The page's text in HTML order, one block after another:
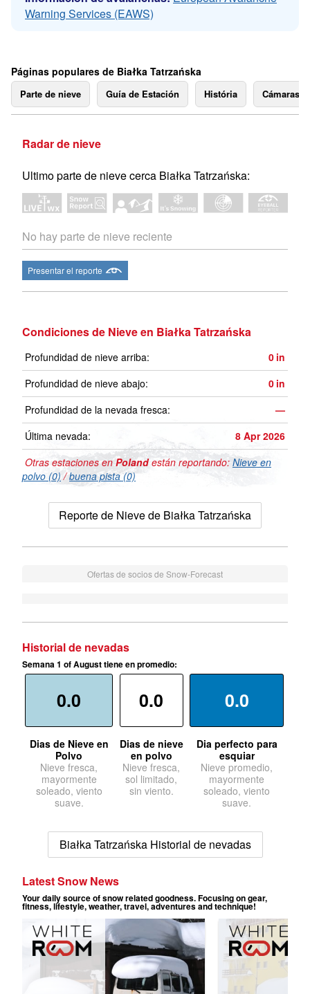
Warning Services (EAWS)
Páginas populares de Białka Tatrzańska
Parte de nieve Guía de Estación História Cámaras
Radar de nieve
Ultimo parte de nieve cerca Białka Tatrzańska:
No hay parte de nieve reciente
Presentar el reporte
Condiciones de Nieve en Białka Tatrzańska
Profundidad de nieve arriba: 0 in
Profundidad de nieve abajo:
0 in
Profundidad de la nevada fresca:
—
Última nevada:
8 Apr 2026
Otras estaciones enPolandestán reportando: Nieve en
polvo (0) /buena pista (0)
Reporte de Nieve de Białka Tatrzańska
Ofertas de socios de Snow-Forecast
Historial de nevadas
Semana 1 of August tiene en promedio:
0.0
Dias de Nieve en
Polvo
Nieve fresca,
mayormente
soleado, viento
suave.
0.0
Dias de nieve
en polvo
Nieve fresca,
sol limitado,
sin viento.
0.0
Dia perfecto para
esquiar
Nieve promedio,
mayormente
soleado, viento
suave.
Białka Tatrzańska Historial de nevadas